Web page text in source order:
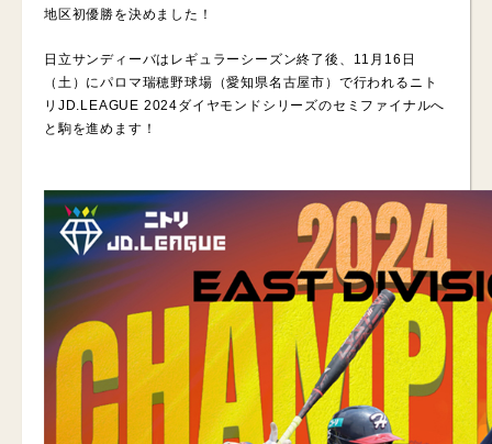
地区初優勝を決めました！
日立サンディーバはレギュラーシーズン終了後、11月16日
（土）にパロマ瑞穂野球場（愛知県名古屋市）で行われるニト
リJD.LEAGUE 2024ダイヤモンドシリーズのセミファイナルへ
と駒を進めます！